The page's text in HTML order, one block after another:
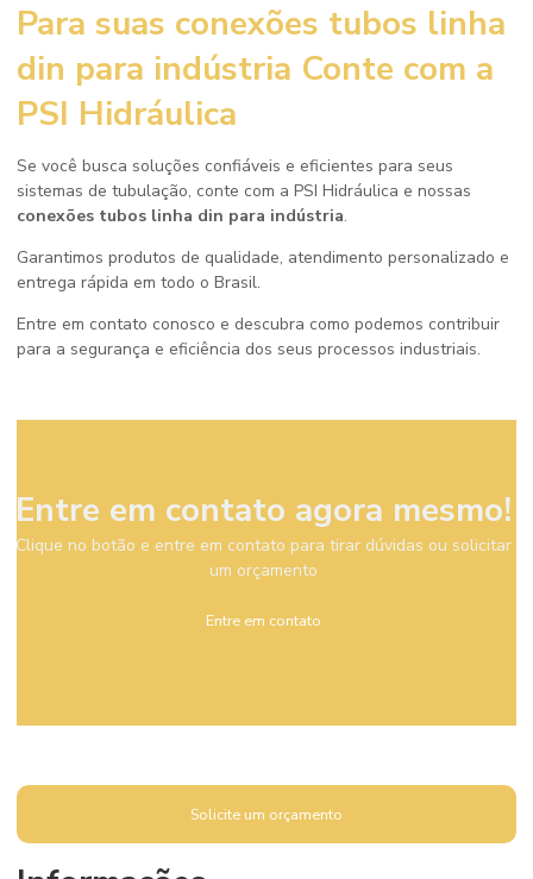
Para suas conexões tubos linha
din para indústria Conte com a
PSI Hidráulica
Se você busca soluções confiáveis e eficientes para seus
sistemas de tubulação, conte com a PSI Hidráulica e nossas
conexões tubos linha din para indústria.
Garantimos produtos de qualidade, atendimento personalizado e
entrega rápida em todo o Brasil.
Entre em contato conosco e descubra como podemos contribuir
para a segurança e eficiência dos seus processos industriais.
Entre em contato agora mesmo!
Clique no botão e entre em contato para tirar dúvidas ou solicitar
um orçamento
Entre em contato
Solicite um orçamento